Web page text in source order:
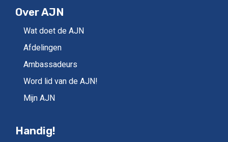
Over AJN
Wat doet de AJN
Afdelingen
Ambassadeurs
Word lid van de AJN!
Mijn AJN
Handig!